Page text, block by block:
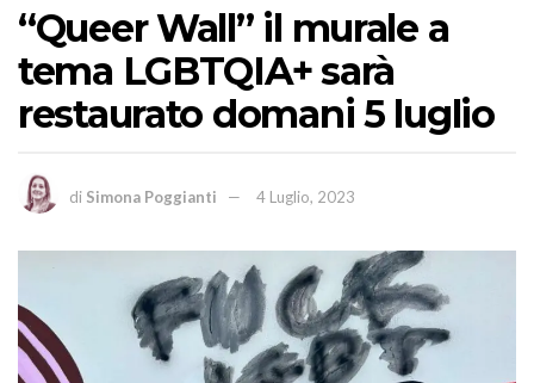
“Queer Wall” il murale a
tema LGBTQIA+ sarà
restaurato domani 5 luglio
di Simona Poggianti 4 Luglio, 2023